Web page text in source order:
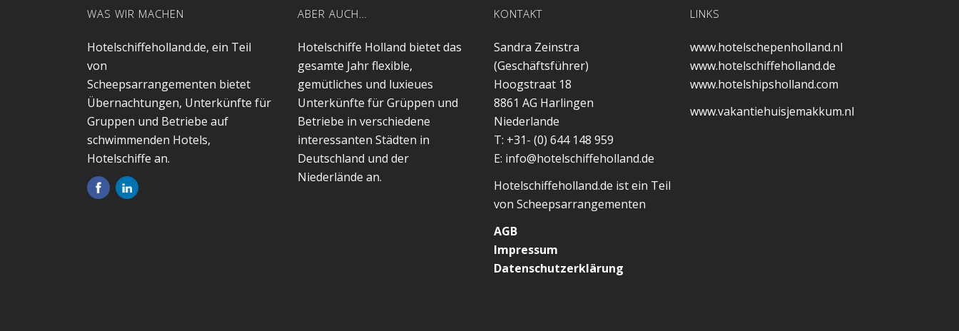
WAS WIR MACHEN
Hotelschiffeholland.de, ein Teil
von
Scheepsarrangementen bietet
Übernachtungen, Unterkünfte für
Gruppen und Betriebe auf
schwimmenden Hotels,
Hotelschiffe an.
ABER AUCH…
Hotelschiffe Holland bietet das
gesamte Jahr flexible,
gemütliches und luxieues
Unterkünfte für Grüppen und
Betriebe in verschiedene
interessanten Städten in
Deutschland und der
Niederlände an.
KONTAKT
Sandra Zeinstra
(Geschäftsführer)
Hoogstraat 18
8861 AG Harlingen
Niederlande
T: +31- (0) 644 148 959
E: info@hotelschiffeholland.de
Hotelschiffeholland.de ist ein Teil
von Scheepsarrangementen
AGB
Impressum
Datenschutzerklärung
LINKS
www.hotelschepenholland.nl
www.hotelschiffeholland.de
www.hotelshipsholland.com
www.vakantiehuisjemakkum.nl